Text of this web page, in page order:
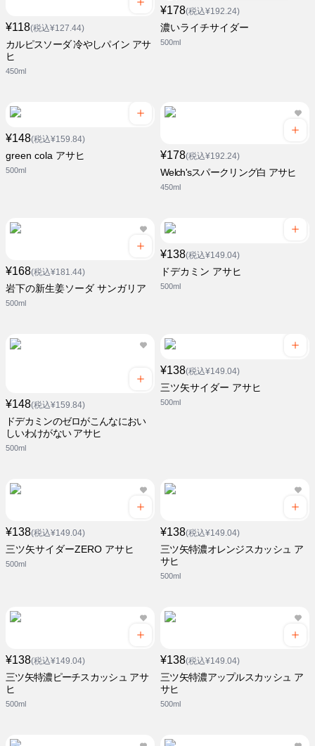
¥118(税込¥127.44)
カルピスソーダ 冷やしパイン アサ
ヒ
450ml
¥178(税込¥192.24)
濃いライチサイダー
500ml
¥148(税込¥159.84)
green cola アサヒ
500ml
¥178(税込¥192.24)
Welch'sスパークリング白 アサヒ
450ml
¥168(税込¥181.44)
岩下の新生姜ソーダ サンガリア
500ml
¥138(税込¥149.04)
ドデカミン アサヒ
500ml
¥148(税込¥159.84)
ドデカミンのゼロがこんなにおい
しいわけがない アサヒ
500ml
¥138(税込¥149.04)
三ツ矢サイダー アサヒ
500ml
¥138(税込¥149.04)
三ツ矢サイダーZERO アサヒ
500ml
¥138(税込¥149.04)
三ツ矢特濃オレンジスカッシュ ア
サヒ
500ml
¥138(税込¥149.04)
三ツ矢特濃ピーチスカッシュ アサ
ヒ
500ml
¥138(税込¥149.04)
三ツ矢特濃アップルスカッシュ ア
サヒ
500ml